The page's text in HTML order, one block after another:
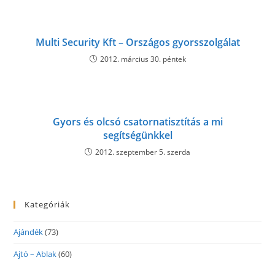
Multi Security Kft – Országos gyorsszolgálat
2012. március 30. péntek
Gyors és olcsó csatornatisztítás a mi
segítségünkkel
2012. szeptember 5. szerda
Kategóriák
Ajándék(73)
Ajtó – Ablak(60)